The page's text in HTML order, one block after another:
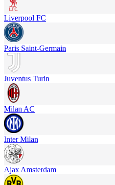
Liverpool FC
Paris Saint-Germain
Juventus Turin
Milan AC
Inter Milan
Ajax Amsterdam